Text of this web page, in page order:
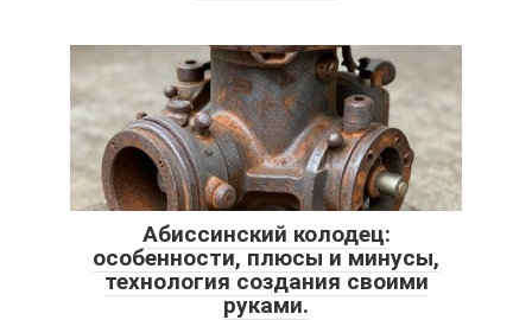
Абиссинский колодец:
особенности, плюсы и минусы,
технология создания своими
руками.